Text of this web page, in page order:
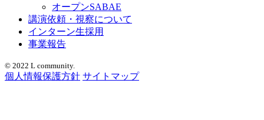
オープンSABAE
講演依頼・視察について
インターン生採用
事業報告
© 2022 L community.
個人情報保護方針 サイトマップ